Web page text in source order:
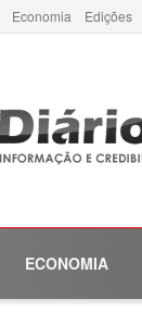
Economia Edições
ECONOMIA